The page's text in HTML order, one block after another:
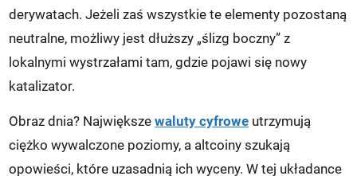
derywatach. Jeżeli zaś wszystkie te elementy pozostaną
neutralne, możliwy jest dłuższy „ślizg boczny” z
lokalnymi wystrzałami tam, gdzie pojawi się nowy
katalizator.
Obraz dnia? Największewaluty cyfrowe utrzymują
ciężko wywalczone poziomy, a altcoiny szukają
opowieści, które uzasadnią ich wyceny. W tej układance